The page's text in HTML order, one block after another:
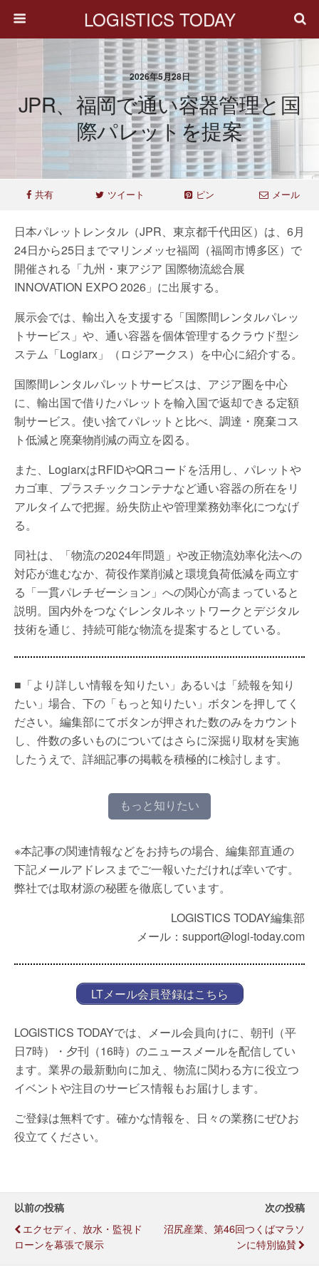
LOGISTICS TODAY
2026年5月28日
JPR、福岡で通い容器管理と国
際パレットを提案
共有 ツイート ピン メール
日本パレットレンタル（JPR、東京都千代田区）は、6月
24日から25日までマリンメッセ福岡（福岡市博多区）で
開催される「九州・東アジア 国際物流総合展
INNOVATION EXPO 2026」に出展する。
展示会では、輸出入を支援する「国際間レンタルパレッ
トサービス」や、通い容器を個体管理するクラウド型シ
ステム「Logiarx」（ロジアークス）を中心に紹介する。
国際間レンタルパレットサービスは、アジア圏を中心
に、輸出国で借りたパレットを輸入国で返却できる定額
制サービス。使い捨てパレットと比べ、調達・廃棄コス
ト低減と廃棄物削減の両立を図る。
また、LogiarxはRFIDやQRコードを活用し、パレットや
カゴ車、プラスチックコンテナなど通い容器の所在をリ
アルタイムで把握。紛失防止や管理業務効率化につなげ
る。
同社は、「物流の2024年問題」や改正物流効率化法への
対応が進むなか、荷役作業削減と環境負荷低減を両立す
る「一貫パレチゼーション」への関心が高まっていると
説明。国内外をつなぐレンタルネットワークとデジタル
技術を通じ、持続可能な物流を提案するとしている。
■「より詳しい情報を知りたい」あるいは「続報を知り
たい」場合、下の「もっと知りたい」ボタンを押してく
ださい。編集部にてボタンが押された数のみをカウント
し、件数の多いものについてはさらに深掘り取材を実施
したうえで、詳細記事の掲載を積極的に検討します。
もっと知りたい
※本記事の関連情報などをお持ちの場合、編集部直通の
下記メールアドレスまでご一報いただければ幸いです。
弊社では取材源の秘匿を徹底しています。
LOGISTICS TODAY編集部
メール：support@logi-today.com
LTメール会員登録はこちら
LOGISTICS TODAYでは、メール会員向けに、朝刊（平
日7時）・夕刊（16時）のニュースメールを配信してい
ます。業界の最新動向に加え、物流に関わる方に役立つ
イベントや注目のサービス情報もお届けします。
ご登録は無料です。確かな情報を、日々の業務にぜひお
役立てください。
以前の投稿
エクセディ、放水・監視ド
ローンを幕張で展示
次の投稿
沼尻産業、第46回つくばマラソ
ンに特別協賛